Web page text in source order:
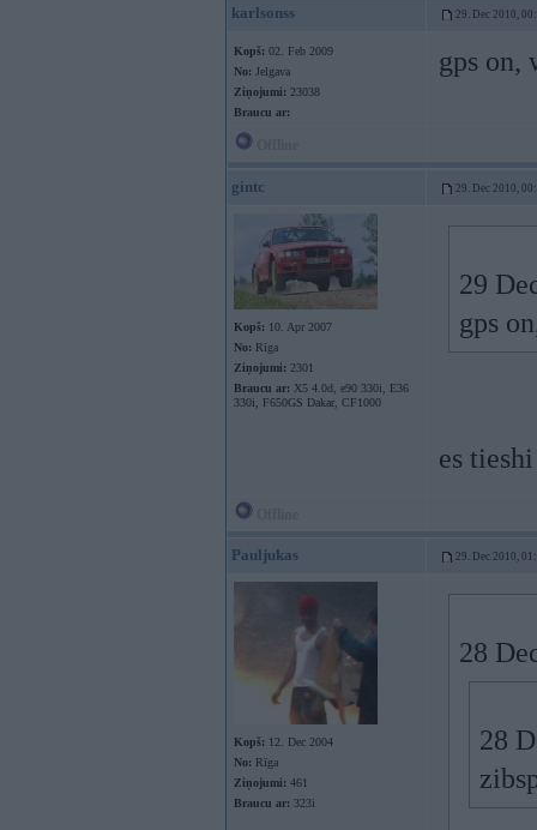
karlsonss 29. Dec 2010,
Kopš: 02. Feb 2009
No: Jelgava
Ziņojumi: 23038
Braucu ar:
gps on,
gintc 29. Dec 2010,
Kopš: 10. Apr 2007
No: Rīga
Ziņojumi: 2301
Braucu ar: X5 4.0d, e90 330i, E36
330i, F650GS Dakar, CF1000
29
gps
es
Pauljukas 29. Dec 2010,
Kopš: 12. Dec 2004
No: Rīga
Ziņojumi: 461
Braucu ar: 323i
28
28